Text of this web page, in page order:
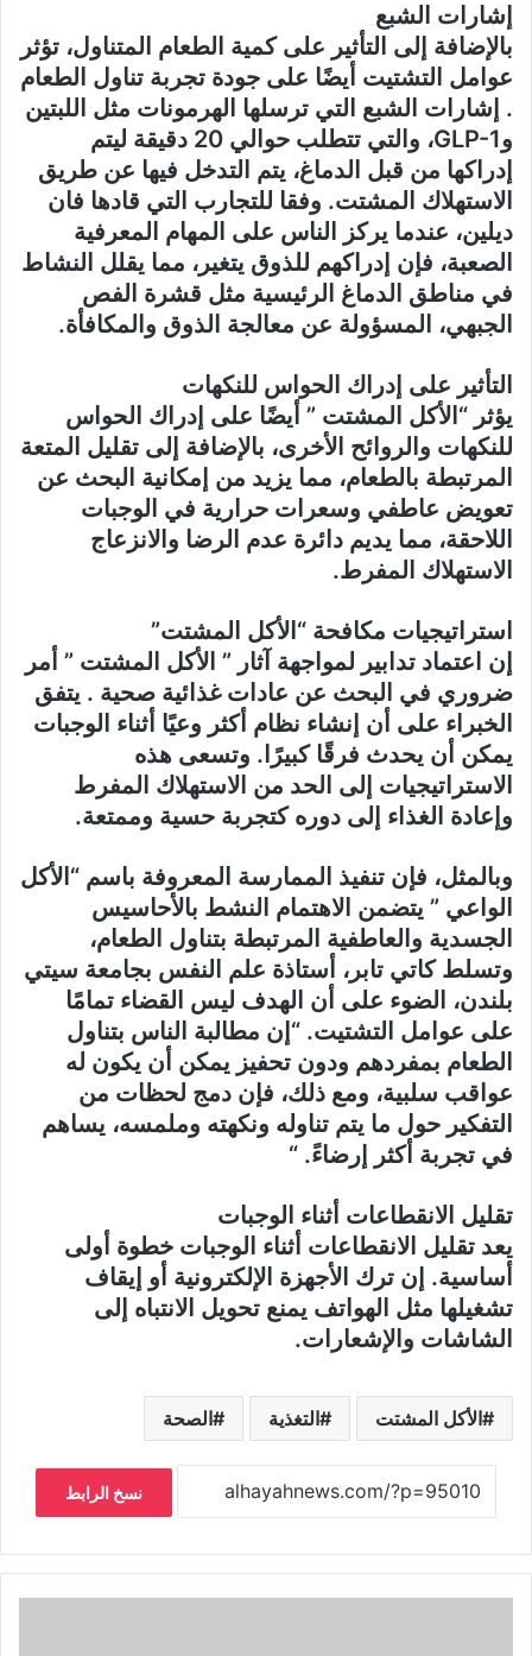
إشارات الشبع
بالإضافة إلى التأثير على كمية الطعام المتناول، تؤثر
عوامل التشتيت أيضًا على جودة تجربة تناول الطعام
. إشارات الشبع التي ترسلها الهرمونات مثل اللبتين
وGLP-1، والتي تتطلب حوالي 20 دقيقة ليتم
إدراكها من قبل الدماغ، يتم التدخل فيها عن طريق
الاستهلاك المشتت. وفقا للتجارب التي قادها فان
ديلين، عندما يركز الناس على المهام المعرفية
الصعبة، فإن إدراكهم للذوق يتغير، مما يقلل النشاط
في مناطق الدماغ الرئيسية مثل قشرة الفص
الجبهي، المسؤولة عن معالجة الذوق والمكافأة.
التأثير على إدراك الحواس للنكهات
يؤثر “الأكل المشتت ” أيضًا على إدراك الحواس
للنكهات والروائح الأخرى، بالإضافة إلى تقليل المتعة
المرتبطة بالطعام، مما يزيد من إمكانية البحث عن
تعويض عاطفي وسعرات حرارية في الوجبات
اللاحقة، مما يديم دائرة عدم الرضا والانزعاج
الاستهلاك المفرط.
استراتيجيات مكافحة “الأكل المشتت”
إن اعتماد تدابير لمواجهة آثار ” الأكل المشتت ” أمر
ضروري في البحث عن عادات غذائية صحية . يتفق
الخبراء على أن إنشاء نظام أكثر وعيًا أثناء الوجبات
يمكن أن يحدث فرقًا كبيرًا. وتسعى هذه
الاستراتيجيات إلى الحد من الاستهلاك المفرط
وإعادة الغذاء إلى دوره كتجربة حسية وممتعة.
وبالمثل، فإن تنفيذ الممارسة المعروفة باسم “الأكل
الواعي ” يتضمن الاهتمام النشط بالأحاسيس
الجسدية والعاطفية المرتبطة بتناول الطعام،
وتسلط كاتي تابر، أستاذة علم النفس بجامعة سيتي
بلندن، الضوء على أن الهدف ليس القضاء تمامًا
على عوامل التشتيت. “إن مطالبة الناس بتناول
الطعام بمفردهم ودون تحفيز يمكن أن يكون له
عواقب سلبية، ومع ذلك، فإن دمج لحظات من
التفكير حول ما يتم تناوله ونكهته وملمسه، يساهم
في تجربة أكثر إرضاءً. “
تقليل الانقطاعات أثناء الوجبات
يعد تقليل الانقطاعات أثناء الوجبات خطوة أولى
أساسية. إن ترك الأجهزة الإلكترونية أو إيقاف
تشغيلها مثل الهواتف يمنع تحويل الانتباه إلى
الشاشات والإشعارات.
الأكل المشتت التغذية الصحة
نسخ الرابط